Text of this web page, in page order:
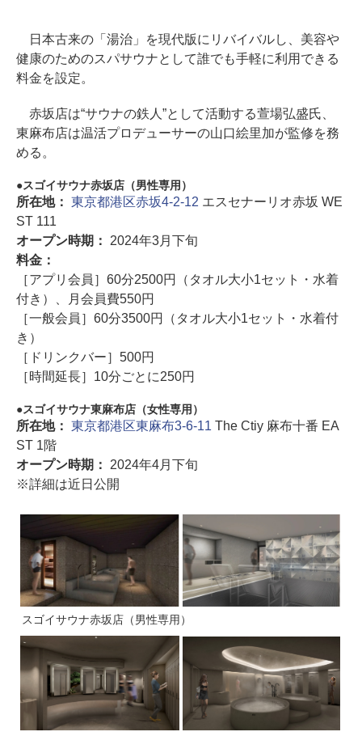
日本古来の「湯治」を現代版にリバイバルし、美容や
健康のためのスパサウナとして誰でも手軽に利用できる
料金を設定。
赤坂店は“サウナの鉄人”として活動する萱場弘盛氏、
東麻布店は温活プロデューサーの山口絵里加が監修を務
める。
スゴイサウナ赤坂店（男性専用）
所在地： 東京都港区赤坂4-2-12 エスセナーリオ赤坂 WE
ST 111
オープン時期： 2024年3月下旬
料金：
［アプリ会員］60分2500円（タオル大小1セット・水着
付き）、月会員費550円
［一般会員］60分3500円（タオル大小1セット・水着付
き）
［ドリンクバー］500円
［時間延長］10分ごとに250円
スゴイサウナ東麻布店（女性専用）
所在地： 東京都港区東麻布3-6-11 The Ctiy 麻布十番 EA
ST 1階
オープン時期： 2024年4月下旬
※詳細は近日公開
スゴイサウナ赤坂店（男性専用）